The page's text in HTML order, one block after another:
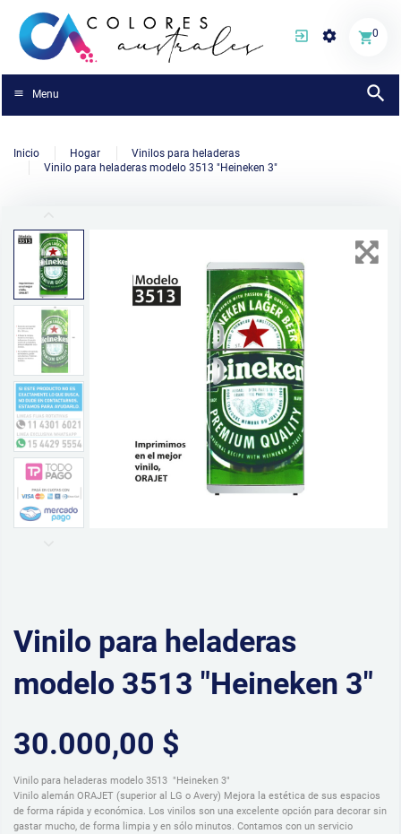
0
Menu
Inicio Hogar
Vinilos para heladeras
Vinilo para heladeras modelo 3513 "Heineken 3"
Vinilo para heladeras
modelo 3513 "Heineken 3"
30.000,00 $
Vinilo para heladeras modelo 3513 "Heineken 3"
Vinilo alemán ORAJET (superior al LG o Avery) Mejora la estética de sus espacios
de forma rápida y económica. Los vinilos son una excelente opción para decorar sin
gastar mucho, de forma limpia y en sólo minutos. Contamos con un servicio